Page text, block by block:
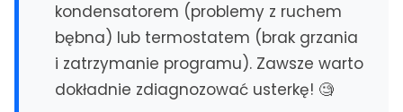
Polkowice
POMORZE
Gdańsk
kondensatorem (problemy z ruchem
bębna) lub termostatem (brak grzania
i zatrzymanie programu). Zawsze warto
dokładnie zdiagnozować usterkę! 🧐